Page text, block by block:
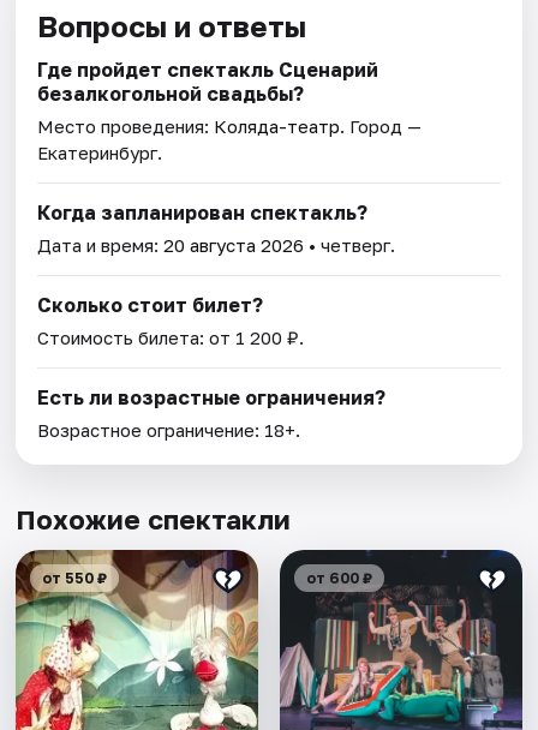
Вопросы и ответы
Где пройдет спектакль Сценарий
безалкогольной свадьбы?
Место проведения: Коляда-театр. Город —
Екатеринбург.
Когда запланирован спектакль?
Дата и время:20 августа 2026 • четверг.
Сколько стоит билет?
Стоимость билета: от 1 200 ₽.
Есть ли возрастные ограничения?
Возрастное ограничение: 18+.
Похожие спектакли
от 550 ₽ от 600 ₽